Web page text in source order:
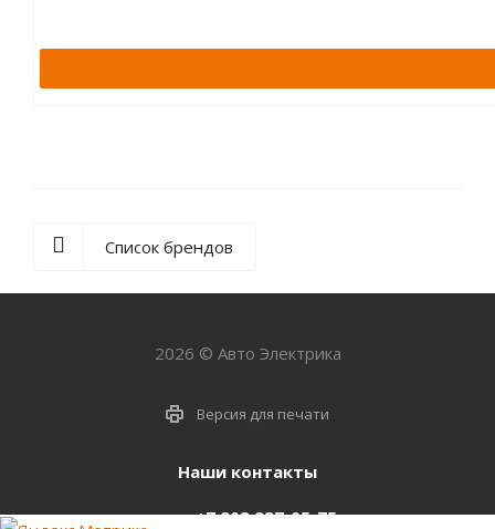
Список брендов
2026 © Авто Электрика
Версия для печати
Наши контакты
+7 903 937-05-75